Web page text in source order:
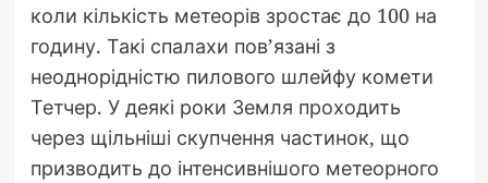
коли кількість метеорів зростає до 100 на
годину. Такі спалахи пов’язані з
неоднорідністю пилового шлейфу комети
Тетчер. У деякі роки Земля проходить
через щільніші скупчення частинок, що
призводить до інтенсивнішого метеорного